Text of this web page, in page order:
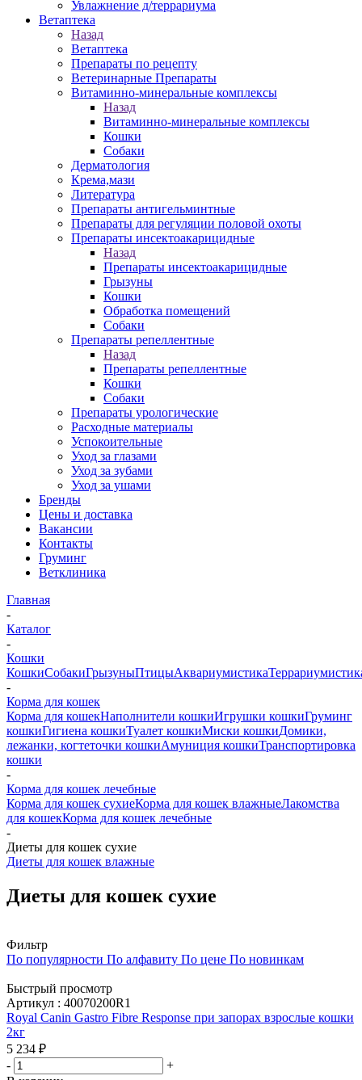
Увлажнение д/террариума
Ветаптека
Назад
Ветаптека
Препараты по рецепту
Ветеринарные Препараты
Витаминно-минеральные комплексы
Назад
Витаминно-минеральные комплексы
Кошки
Собаки
Дерматология
Крема,мази
Литература
Препараты антигельминтные
Препараты для регуляции половой охоты
Препараты инсектоакарицидные
Назад
Препараты инсектоакарицидные
Грызуны
Кошки
Обработка помещений
Собаки
Препараты репеллентные
Назад
Препараты репеллентные
Кошки
Собаки
Препараты урологические
Расходные материалы
Успокоительные
Уход за глазами
Уход за зубами
Уход за ушами
Бренды
Цены и доставка
Вакансии
Контакты
Груминг
Ветклиника
Главная
-
Каталог
-
Кошки
КошкиСобакиГрызуныПтицыАквариумистика
-
Корма для кошек
Корма для кошекНаполнители кошкиИгрушки кошкиГруминг
кошкиГигиена кошкиТуалет кошкиМиски кошкиДомики,
лежанки, когтеточки кошкиАмуниция кошкиТранспортировка
кошки
-
Корма для кошек лечебные
Корма для кошек сухиеКорма для кошек влажныеЛакомства
для кошекКорма для кошек лечебные
-
Диеты для кошек сухие
Диеты для кошек влажные
Диеты для кошек сухие
Фильтр
По популярности По алфавиту По цене По новинкам
Быстрый просмотр
Артикул : 40070200R1
Royal Canin Gastro Fibre Response при запорах взрослые кошки
2кг
5 234 ₽
-
+